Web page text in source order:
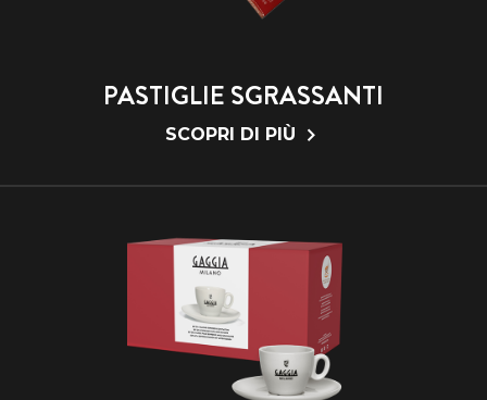
PASTIGLIE SGRASSANTI
SCOPRI DI PIÙ